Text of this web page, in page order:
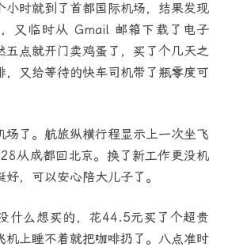
小时就到了首都国际机场，结果发现
又临时从 Gmail 邮箱下载了电子
五点就开门卖鸡蛋了，买了个几天之
，又给等待的快车司机带了瓶零度可
场了。航旅纵横行程显示上一次坐飞
从成都回北京。换了新工作更没机
，可以安心陪大儿子了。
什么想买的，花44.5元买了个超贵
机上睡不着就把咖啡扔了。八点准时